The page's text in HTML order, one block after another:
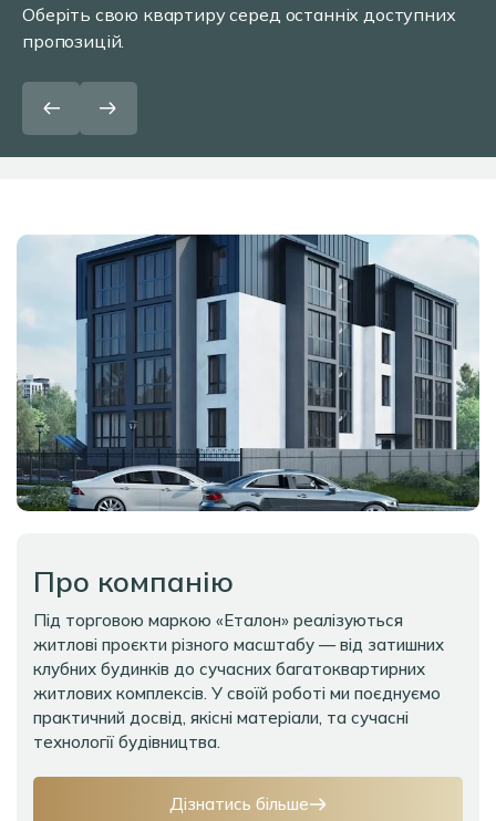
Оберіть свою квартиру серед останніх доступних
пропозицій.
Про компанію
Під торговою маркою «Еталон» реалізуються
житлові проєкти різного масштабу — від затишних
клубних будинків до сучасних багатоквартирних
житлових комплексів. У своїй роботі ми поєднуємо
практичний досвід, якісні матеріали, та сучасні
технології будівництва.
Дізнатись більше